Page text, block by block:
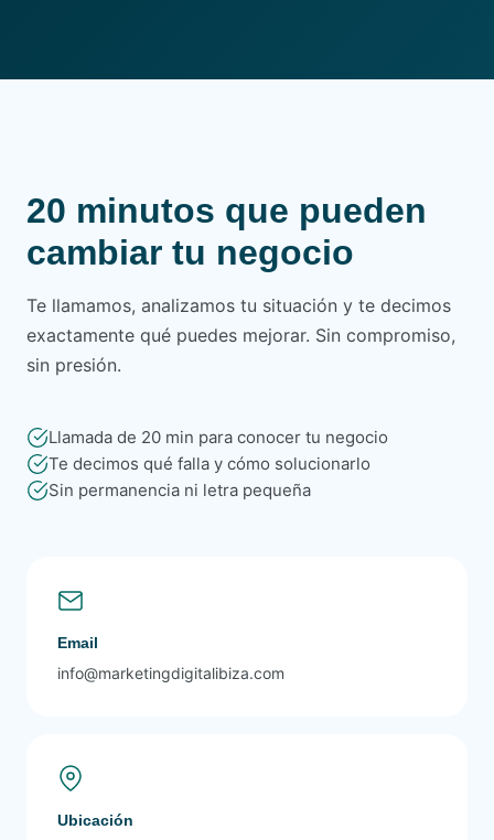
20 minutos que pueden
cambiar tu negocio
Te llamamos, analizamos tu situación y te decimos
exactamente qué puedes mejorar. Sin compromiso,
sin presión.
Llamada de 20 min para conocer tu negocio
Te decimos qué falla y cómo solucionarlo
Sin permanencia ni letra pequeña
Email
info@marketingdigitalibiza.com
Ubicación